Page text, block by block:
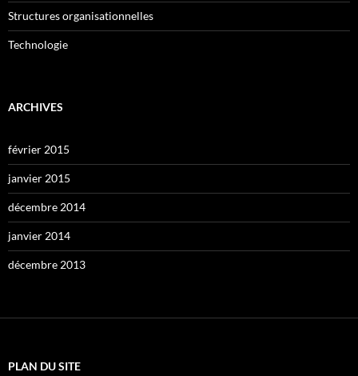
Structures organisationnelles
Technologie
ARCHIVES
février 2015
janvier 2015
décembre 2014
janvier 2014
décembre 2013
PLAN DU SITE